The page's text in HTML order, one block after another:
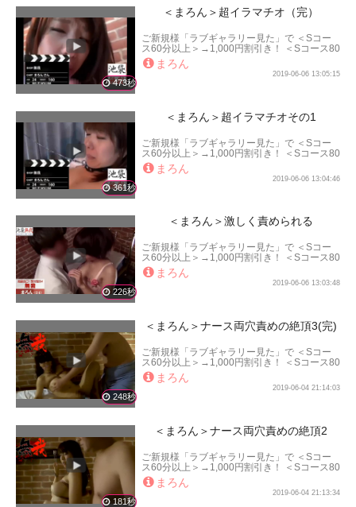
＜まろん＞超イラマチオ（完）
473秒
ご新規様「ラブギャラリー見た」で ＜Sコー
ス60分以上＞→1,000円割引き！ ＜Sコース80
分以上＞→2,000円割引き！ ＜Sコース100分
以上＞→3,000円割引き！ となります。
まろん
2019-06-06 13:05:15
＜まろん＞超イラマチオその1
361秒
ご新規様「ラブギャラリー見た」で ＜Sコー
ス60分以上＞→1,000円割引き！ ＜Sコース80
分以上＞→2,000円割引き！ ＜Sコース100分
以上＞→3,000円割引き！ となります。
まろん
2019-06-06 13:04:46
＜まろん＞激しく責められる
226秒
ご新規様「ラブギャラリー見た」で ＜Sコー
ス60分以上＞→1,000円割引き！ ＜Sコース80
分以上＞→2,000円割引き！ ＜Sコース100分
以上＞→3,000円割引き！ となります。
まろん
2019-06-06 13:03:48
＜まろん＞ナース両穴責めの絶頂3(完)
248秒
ご新規様「ラブギャラリー見た」で ＜Sコー
ス60分以上＞→1,000円割引き！ ＜Sコース80
分以上＞→2,000円割引き！ ＜Sコース100分
以上＞→3,000円割引き！ となります。
まろん
2019-06-04 21:14:03
＜まろん＞ナース両穴責めの絶頂2
181秒
ご新規様「ラブギャラリー見た」で ＜Sコー
ス60分以上＞→1,000円割引き！ ＜Sコース80
分以上＞→2,000円割引き！ ＜Sコース100分
以上＞→3,000円割引き！ となります。
まろん
2019-06-04 21:13:34